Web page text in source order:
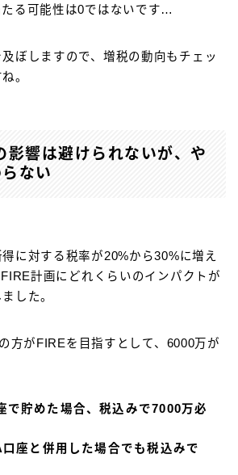
る可能性は0ではないです…
ぼしますので、増税の動向もチェッ
。
影響は避けられないが、や
ない
に対する税率が20%から30%に増え
計画にどれくらいのインパクトが
した。
方がFIREを目指すとして、6000万が
で貯めた場合、税込みで7000万必
座と併用した場合でも税込みで